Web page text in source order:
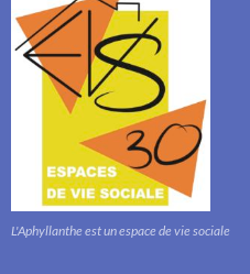
L'Aphyllanthe est un espace de vie sociale